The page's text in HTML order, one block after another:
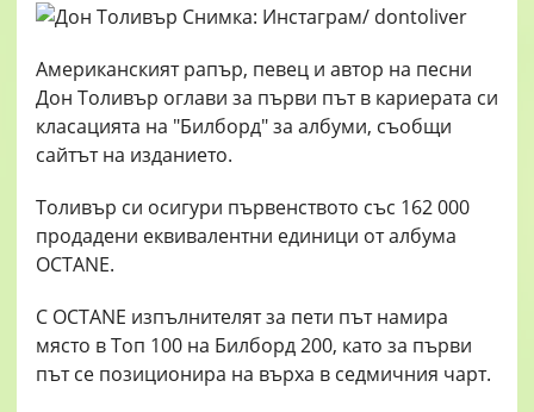
Американският рапър, певец и автор на песни
Дон Толивър оглави за първи път в кариерата си
класацията на "Билборд" за албуми, съобщи
сайтът на изданието.
Толивър си осигури първенството със 162 000
продадени еквивалентни единици от албума
OCTANE.
С OCTANE изпълнителят за пети път намира
място в Топ 100 на Билборд 200, като за първи
път се позиционира на върха в седмичния чарт.